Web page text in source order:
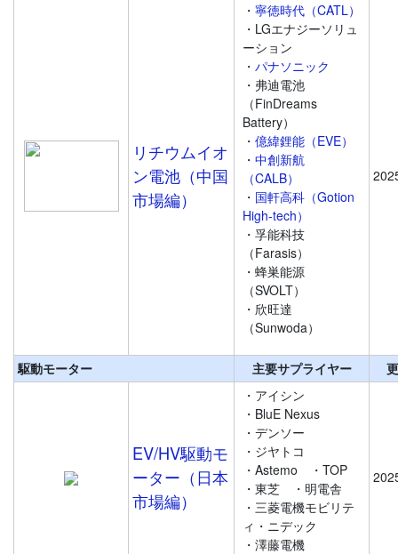
リチウムイオ
ン電池（中国
市場編）
・ 寧徳時代（CATL）
・LGエナジーソリュ
ーション
・ パナソニック
・弗迪電池
（FinDreams
Battery）
・ 億緯鋰能（EVE）
・ 中創新航
（CALB）
・ 国軒高科（Gotion
High-tech）
・孚能科技
（Farasis）
・蜂巣能源
（SVOLT）
・欣旺達
（Sunwoda）
駆動モーター 主要サプライヤー
EV/HV駆動モ
ーター（日本
市場編）
・アイシン
・BluE Nexus
・デンソー
・ジヤトコ
・Astemo
・TOP
・東芝
・明電舎
・三菱電機モビリテ
ィ・ニデック
・澤藤電機